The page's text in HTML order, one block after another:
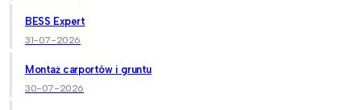
BESS Expert
31-07-2026
Montaż carportów i gruntu
30-07-2026